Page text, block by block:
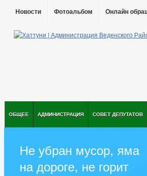
Новости Фотоальбом Онлайн
ОБЩЕЕ АДМИНИСТРАЦИЯ СОВЕТ ДЕПУТАТОВ
Не убран мусор, яма
на дороге, не горит